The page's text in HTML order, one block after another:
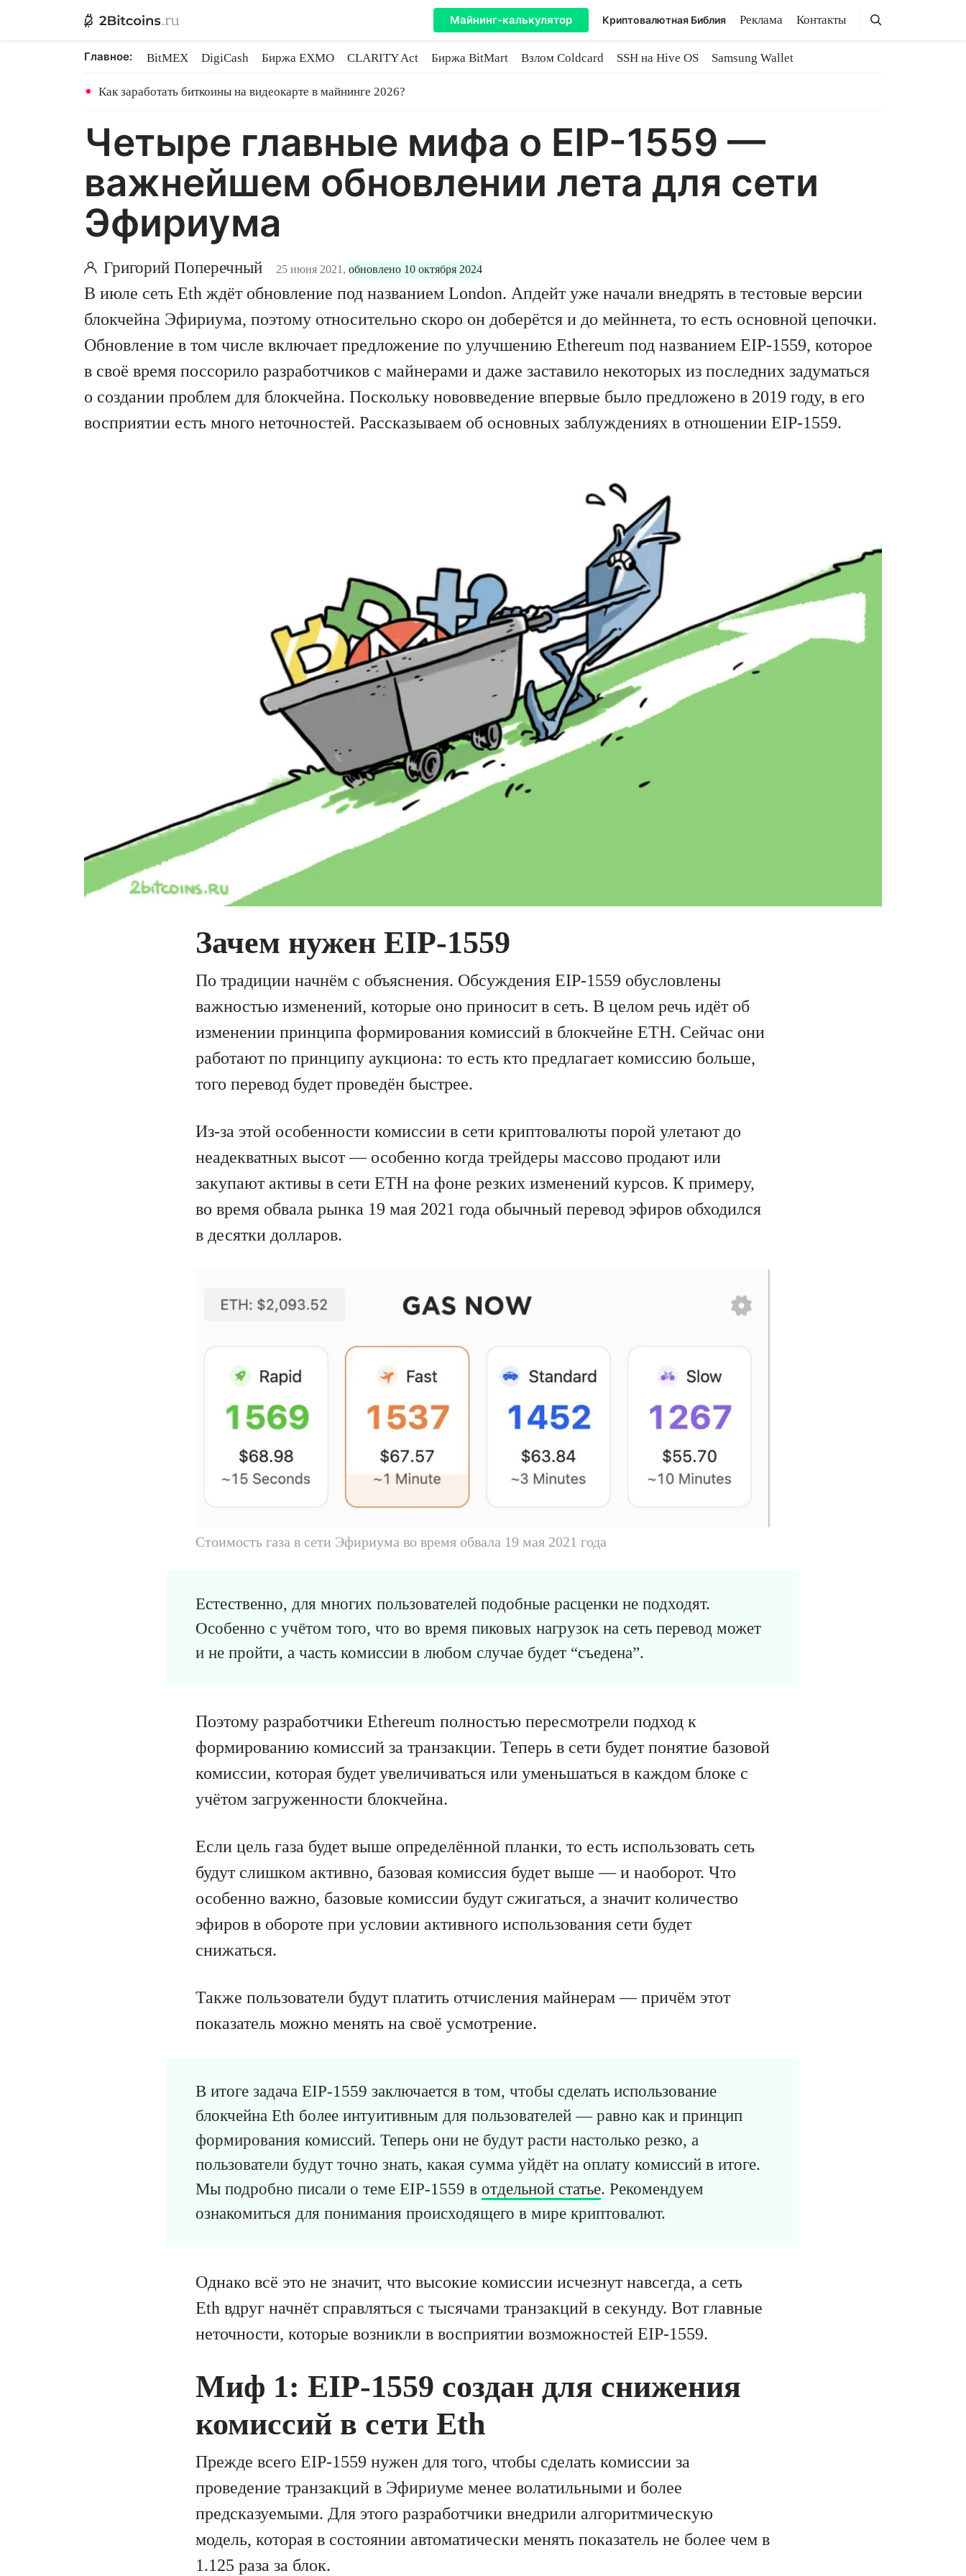
Майнинг-калькулятор Криптовалютная Библия Реклама Контакты Поиск
Поиск
Главное: BitMEX DigiCash Биржа EXMO CLARITY Act Биржа BitMart Взлом Coldcard SSH на Hive OS
Samsung Wallet
Как заработать биткоины на видеокарте в майнинге 2026?
Четыре главные мифа о EIP-1559 —
важнейшем обновлении лета для сети
Эфириума
Григорий Поперечный 25 июня 2021, обновлено 10 октября 2024
В июле сеть Eth ждёт обновление под названием London. Апдейт уже начали внедрять в тестовые версии
блокчейна Эфириума, поэтому относительно скоро он доберётся и до мейннета, то есть основной цепочки.
Обновление в том числе включает предложение по улучшению Ethereum под названием EIP-1559, которое
в своё время поссорило разработчиков с майнерами и даже заставило некоторых из последних задуматься
о создании проблем для блокчейна. Поскольку нововведение впервые было предложено в 2019 году, в его
восприятии есть много неточностей. Рассказываем об основных заблуждениях в отношении EIP-1559.
Зачем нужен EIP-1559
По традиции начнём с объяснения. Обсуждения EIP-1559 обусловлены
важностью изменений, которые оно приносит в сеть. В целом речь идёт об
изменении принципа формирования комиссий в блокчейне ETH. Сейчас они
работают по принципу аукциона: то есть кто предлагает комиссию больше,
того перевод будет проведён быстрее.
Из-за этой особенности комиссии в сети криптовалюты порой улетают до
неадекватных высот — особенно когда трейдеры массово продают или
закупают активы в сети ETH на фоне резких изменений курсов. К примеру,
во время обвала рынка 19 мая 2021 года обычный перевод эфиров обходился
в десятки долларов.
Стоимость газа в сети Эфириума во время обвала 19 мая 2021 года
Естественно, для многих пользователей подобные расценки не подходят.
Особенно с учётом того, что во время пиковых нагрузок на сеть перевод может
и не пройти, а часть комиссии в любом случае будет “съедена”.
Поэтому разработчики Ethereum полностью пересмотрели подход к
формированию комиссий за транзакции. Теперь в сети будет понятие базовой
комиссии, которая будет увеличиваться или уменьшаться в каждом блоке с
учётом загруженности блокчейна.
Если цель газа будет выше определённой планки, то есть использовать сеть
будут слишком активно, базовая комиссия будет выше — и наоборот. Что
особенно важно, базовые комиссии будут сжигаться, а значит количество
эфиров в обороте при условии активного использования сети будет
снижаться.
Также пользователи будут платить отчисления майнерам — причём этот
показатель можно менять на своё усмотрение.
В итоге задача EIP-1559 заключается в том, чтобы сделать использование
блокчейна Eth более интуитивным для пользователей — равно как и принцип
формирования комиссий. Теперь они не будут расти настолько резко, а
пользователи будут точно знать, какая сумма уйдёт на оплату комиссий в итоге.
Мы подробно писали о теме EIP-1559 в отдельной статье. Рекомендуем
ознакомиться для понимания происходящего в мире криптовалют.
Однако всё это не значит, что высокие комиссии исчезнут навсегда, а сеть
Eth вдруг начнёт справляться с тысячами транзакций в секунду. Вот главные
неточности, которые возникли в восприятии возможностей EIP-1559.
Миф 1: EIP-1559 создан для снижения
комиссий в сети Eth
Прежде всего EIP-1559 нужен для того, чтобы сделать комиссии за
проведение транзакций в Эфириуме менее волатильными и более
предсказуемыми. Для этого разработчики внедрили алгоритмическую
модель, которая в состоянии автоматически менять показатель не более чем в
1.125 раза за блок.